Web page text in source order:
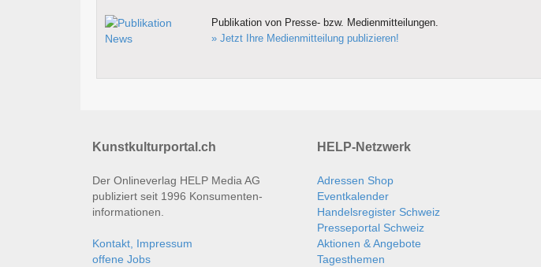
Publikation von Presse- bzw. Medienmitteilungen.
» Jetzt Ihre Medienmitteilung publizieren!
Kunstkulturportal.ch
Der Onlineverlag HELP Media AG
publiziert seit 1996 Konsumenten­
informationen.
Kontakt, Impressum
offene Jobs
HELP-Netzwerk
Adressen Shop
Eventkalender
Handelsregister Schweiz
Presseportal Schweiz
Aktionen & Angebote
Tagesthemen